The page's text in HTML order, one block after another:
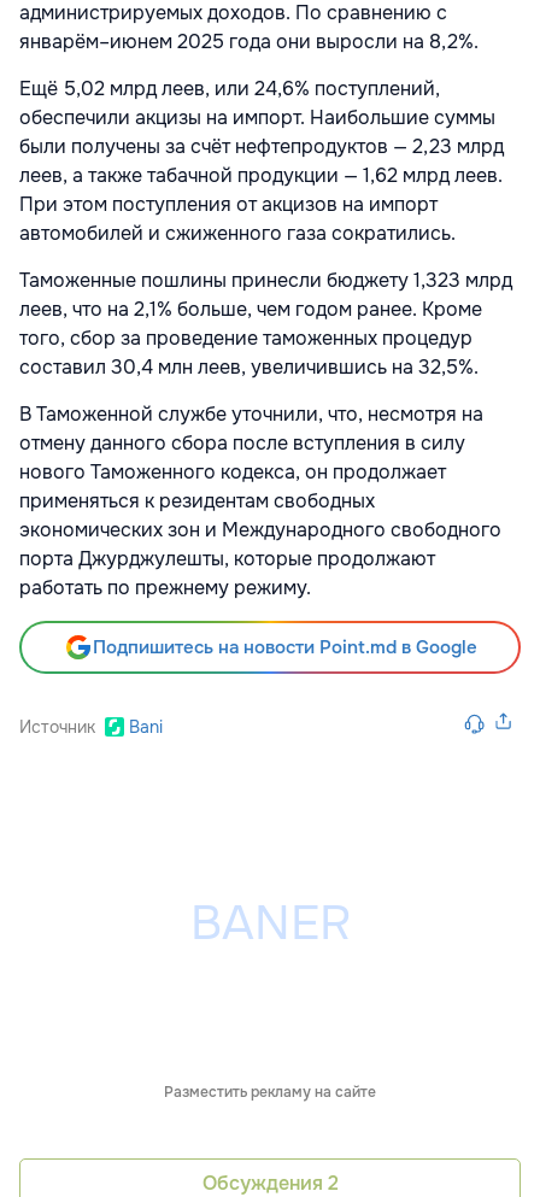
администрируемых доходов. По сравнению с
январём–июнем 2025 года они выросли на 8,2%.
Ещё 5,02 млрд леев, или 24,6% поступлений,
обеспечили акцизы на импорт. Наибольшие суммы
были получены за счёт нефтепродуктов — 2,23 млрд
леев, а также табачной продукции — 1,62 млрд леев.
При этом поступления от акцизов на импорт
автомобилей и сжиженного газа сократились.
Таможенные пошлины принесли бюджету 1,323 млрд
леев, что на 2,1% больше, чем годом ранее. Кроме
того, сбор за проведение таможенных процедур
составил 30,4 млн леев, увеличившись на 32,5%.
В Таможенной службе уточнили, что, несмотря на
отмену данного сбора после вступления в силу
нового Таможенного кодекса, он продолжает
применяться к резидентам свободных
экономических зон и Международного свободного
порта Джурджулешты, которые продолжают
работать по прежнему режиму.
Подпишитесь на новости Point.md в Google
Источник Bani
Разместить рекламу на сайте
Обсуждения 2